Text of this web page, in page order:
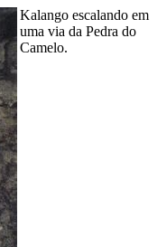
Kalango escalando em
uma via da Pedra do
Camelo.